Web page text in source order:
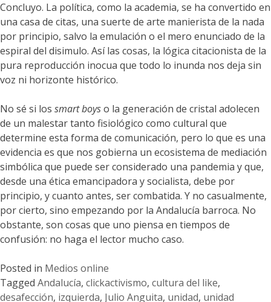
Concluyo. La política, como la academia, se ha convertido en
una casa de citas, una suerte de arte manierista de la nada
por principio, salvo la emulación o el mero enunciado de la
espiral del disimulo. Así las cosas, la lógica citacionista de la
pura reproducción inocua que todo lo inunda nos deja sin
voz ni horizonte histórico.
No sé si los smart boyso la generación de cristal adolecen
de un malestar tanto fisiológico como cultural que
determine esta forma de comunicación, pero lo que es una
evidencia es que nos gobierna un ecosistema de mediación
simbólica que puede ser considerado una pandemia y que,
desde una ética emancipadora y socialista, debe por
principio, y cuanto antes, ser combatida. Y no casualmente,
por cierto, sino empezando por la Andalucía barroca. No
obstante, son cosas que uno piensa en tiempos de
confusión: no haga el lector mucho caso.
Posted in Medios online
Tagged Andalucía, clickactivismo, cultura del like,
desafección, izquierda, Julio Anguita, unidad, unidad